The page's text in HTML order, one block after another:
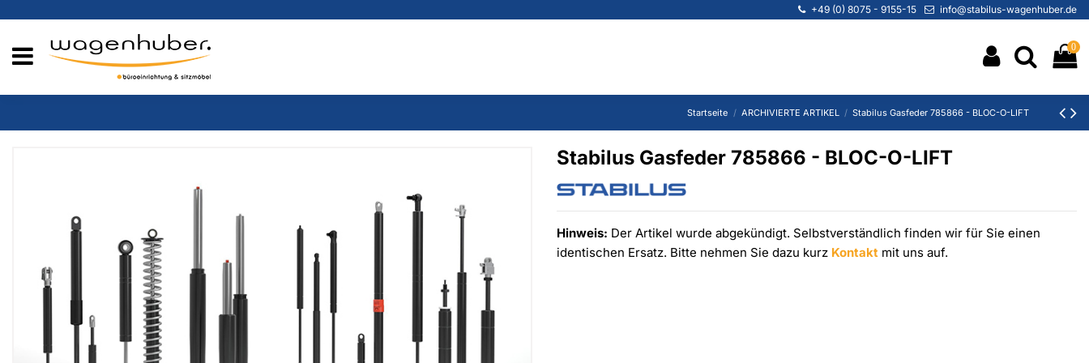
+49 (0) 8075 - 9155-15 info@stabilus-wagenhuber.de
0
Startseite ARCHIVIERTE ARTIKEL Stabilus Gasfeder 785866 - BLOC-O-LIFT
Stabilus Gasfeder 785866 - BLOC-O-LIFT
Hinweis: Der Artikel wurde abgekündigt. Selbstverständlich finden wir für Sie einen
identischen Ersatz. Bitte nehmen Sie dazu kurz Kontakt mit uns auf.